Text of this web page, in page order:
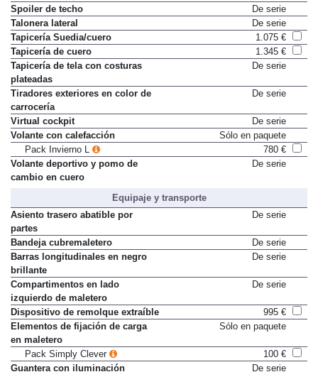
Pack Simply Clever
100 €
Spoiler de techo
De serie
Talonera lateral
De serie
Tapicería Suedia/cuero
1.075 €
Tapicería de cuero
1.345 €
Tapicería de tela con costuras
plateadas
Tiradores exteriores en color de
carrocería
Virtual cockpit
De serie
Volante con calefacción
Sólo en paquete
Pack Invierno L
780 €
Volante deportivo y pomo de
Equipaje y transporte
Asiento trasero abatible por
partes
Bandeja cubremaletero
De serie
Barras longitudinales en negro
brillante
Compartimentos en lado
izquierdo de maletero
Dispositivo de remolque extraíble
995 €
Elementos de fijación de carga
en maletero
Pack Simply Clever
100 €